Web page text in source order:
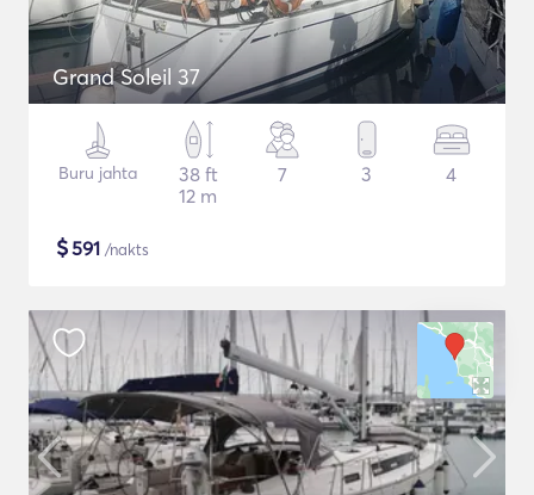
Grand Soleil 37
Buru jahta
38 ft
12 m
7 3 4
$591 /nakts